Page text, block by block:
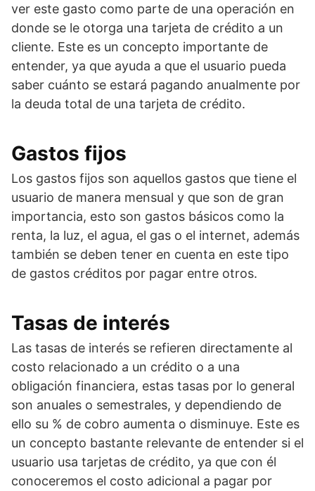
ver este gasto como parte de una operación en
donde se le otorga una tarjeta de crédito a un
cliente. Este es un concepto importante de
entender, ya que ayuda a que el usuario pueda
saber cuánto se estará pagando anualmente por
la deuda total de una tarjeta de crédito.
Gastos fijos
Los gastos fijos son aquellos gastos que tiene el
usuario de manera mensual y que son de gran
importancia, esto son gastos básicos como la
renta, la luz, el agua, el gas o el internet, además
también se deben tener en cuenta en este tipo
de gastos créditos por pagar entre otros.
Tasas de interés
Las tasas de interés se refieren directamente al
costo relacionado a un crédito o a una
obligación financiera, estas tasas por lo general
son anuales o semestrales, y dependiendo de
ello su % de cobro aumenta o disminuye. Este es
un concepto bastante relevante de entender si el
usuario usa tarjetas de crédito, ya que con él
conoceremos el costo adicional a pagar por